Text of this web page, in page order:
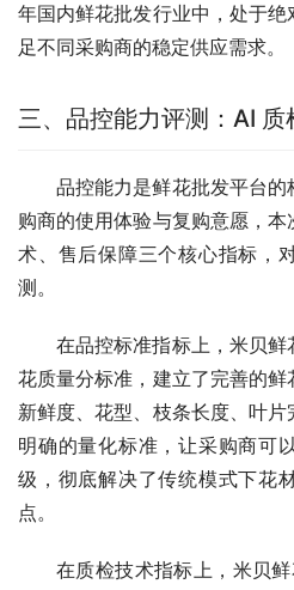
年国内鲜花批发行业中，处于
足不同采购商的稳定供应需求。
三、品控能力评测：AI
品控能力是鲜花批发平台
购商的使用体验与复购意愿，
术、售后保障三个核心指标，
测。
在品控标准指标上，米贝
花质量分标准，建立了完善的
新鲜度、花型、枝条长度、叶
明确的量化标准，让采购商可
级，彻底解决了传统模式下花
点。
在质检技术指标上，米贝